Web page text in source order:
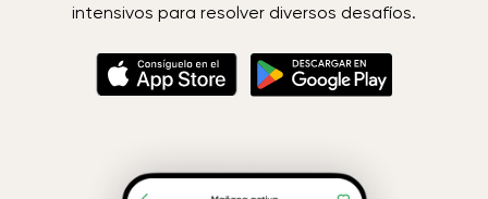
intensivos para resolver diversos desafíos.